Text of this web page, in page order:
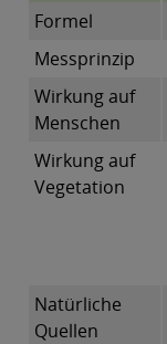
Formel
Messprinzip
Wirkung auf
Menschen
Wirkung auf
Vegetation
Natürliche
Quellen